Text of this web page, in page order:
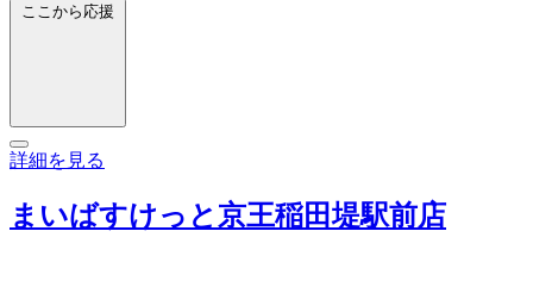
ここから応援
詳細を見る
まいばすけっと京王稲田堤駅前店